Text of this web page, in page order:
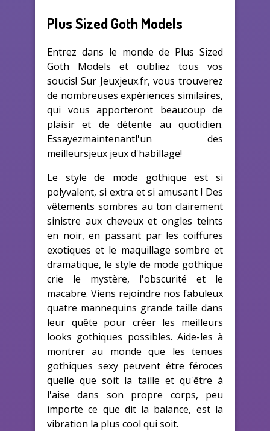
Plus Sized Goth Models
Entrez dans le monde de Plus Sized
Goth Models et oubliez tous vos
soucis! Sur Jeuxjeux.fr, vous trouverez
de nombreuses expériences similaires,
qui vous apporteront beaucoup de
plaisir et de détente au quotidien.
Essayezmaintenantl'un des
meilleursjeux jeux d'habillage!
Le style de mode gothique est si
polyvalent, si extra et si amusant ! Des
vêtements sombres au ton clairement
sinistre aux cheveux et ongles teints
en noir, en passant par les coiffures
exotiques et le maquillage sombre et
dramatique, le style de mode gothique
crie le mystère, l'obscurité et le
macabre. Viens rejoindre nos fabuleux
quatre mannequins grande taille dans
leur quête pour créer les meilleurs
looks gothiques possibles. Aide-les à
montrer au monde que les tenues
gothiques sexy peuvent être féroces
quelle que soit la taille et qu'être à
l'aise dans son propre corps, peu
importe ce que dit la balance, est la
vibration la plus cool qui soit.